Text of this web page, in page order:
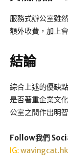
服務式辦公室雖
額外收費，加上
結論
綜合上述的優缺
是否著重企業文
公室之間作出明
Follow我們
IG: wavingcat.hk